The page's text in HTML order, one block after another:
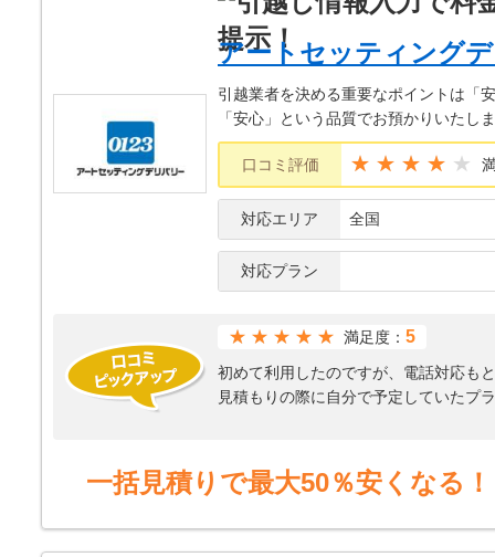
アートセッティング
引越業者を決める重要なポイントは「
「安心」という品質でお預かりいたし
口コミ評価 ★★★★
対応エリア 全国
対応プラン
★★★★★ 満足度： 5
初めて利用したのですが、電話対応も
見積もりの際に自分で予定していたプ
作業に関して、荷物の回収も運び込み
作業終わりにはご不明点はありませ
一括見積りで最大50％安くなる！